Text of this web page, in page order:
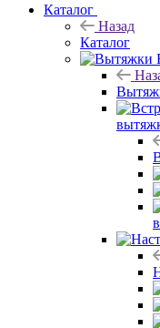
Каталог
Назад
Каталог